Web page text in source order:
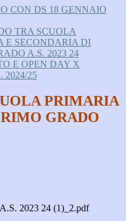
CON DS 18 GENNAIO
TRA SCUOLA
E SECONDARIA DI
A.S. 2023 24
E OPEN DAY X
2024/25
PRIMARIA
GRADO
2023 24 (1)_2.pdf